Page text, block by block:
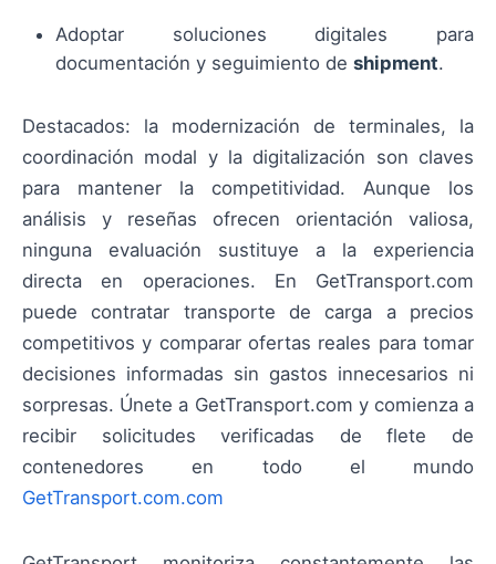
Adoptar soluciones digitales para
documentación y seguimiento de shipment.
Destacados: la modernización de terminales, la
coordinación modal y la digitalización son claves
para mantener la competitividad. Aunque los
análisis y reseñas ofrecen orientación valiosa,
ninguna evaluación sustituye a la experiencia
directa en operaciones. En GetTransport.com
puede contratar transporte de carga a precios
competitivos y comparar ofertas reales para tomar
decisiones informadas sin gastos innecesarios ni
sorpresas. Únete a GetTransport.com y comienza a
recibir solicitudes verificadas de flete de
contenedores en todo el mundo
GetTransport.com.com